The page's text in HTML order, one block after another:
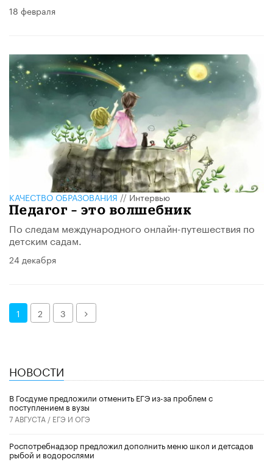
18 февраля
КАЧЕСТВО ОБРАЗОВАНИЯ//Интервью
Педагог – это волшебник
По следам международного онлайн-путешествия по
детским садам.
24 декабря
1 2 3 Далее
НОВОСТИ
В Госдуме предложили отменить ЕГЭ из-за проблем с
поступлением в вузы
7 АВГУСТА / ЕГЭ И ОГЭ
Роспотребнадзор предложил дополнить меню школ и детсадов
рыбой и водорослями